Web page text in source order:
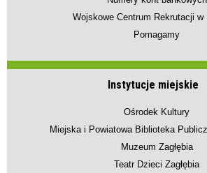
Wojskowe Centrum Rekrutacji w
Pomagamy
Instytucje miejskie
Ośrodek Kultury
Miejska i Powiatowa Biblioteka
Muzeum Zagłębia
Teatr Dzieci Zagłębia